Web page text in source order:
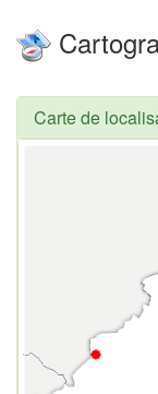
Carte de